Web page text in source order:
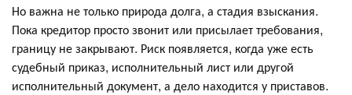
Но важна не только природа долга, а стадия взыскания.
Пока кредитор просто звонит или присылает требования,
границу не закрывают. Риск появляется, когда уже есть
судебный приказ, исполнительный лист или другой
исполнительный документ, а дело находится у приставов.